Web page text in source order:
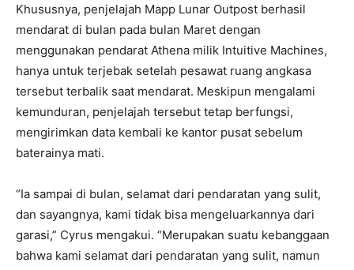
Khususnya, penjelajah Mapp Lunar Outpost berhasil
mendarat di bulan pada bulan Maret dengan
menggunakan pendarat Athena milik Intuitive Machines,
hanya untuk terjebak setelah pesawat ruang angkasa
tersebut terbalik saat mendarat. Meskipun mengalami
kemunduran, penjelajah tersebut tetap berfungsi,
mengirimkan data kembali ke kantor pusat sebelum
baterainya mati.
“Ia sampai di bulan, selamat dari pendaratan yang sulit,
dan sayangnya, kami tidak bisa mengeluarkannya dari
garasi,” Cyrus mengakui. “Merupakan suatu kebanggaan
bahwa kami selamat dari pendaratan yang sulit, namun